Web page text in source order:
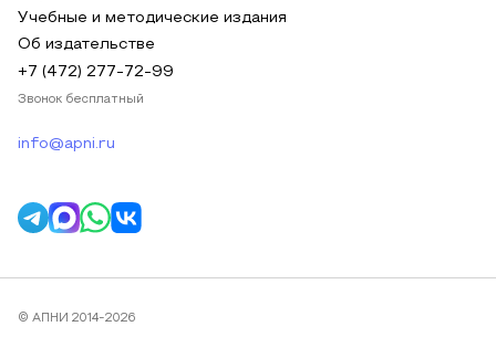
Учебные и методические издания
Об издательстве
+7 (472) 277-72-99
Звонок бесплатный
info@apni.ru
© АПНИ 2014-2026